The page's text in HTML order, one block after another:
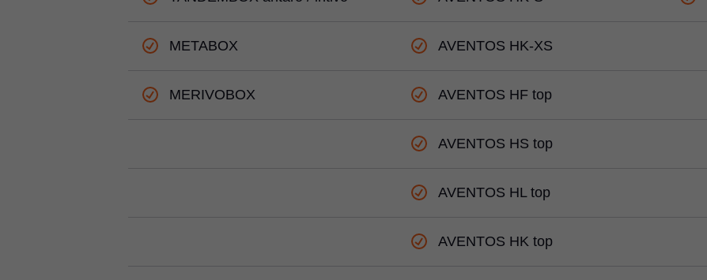
METABOX AVENTOS HK-XS
MERIVOBOX AVENTOS HF top
AVENTOS HS top
AVENTOS HL top
AVENTOS HK top